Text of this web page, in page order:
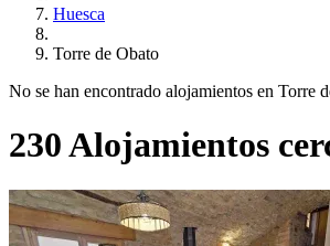
Huesca
Torre de Obato
No se han encontrado alojamientos en Torre
230 Alojamientos